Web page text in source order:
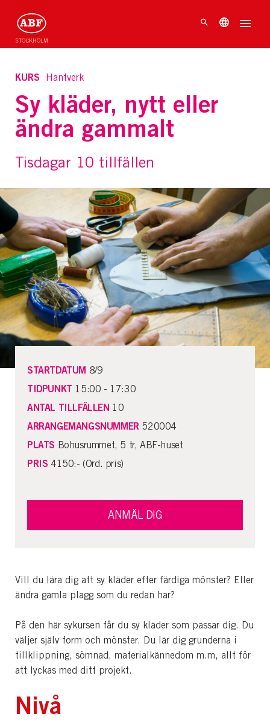
KURS Hantverk
Sy kläder, nytt eller
ändra gammalt
Tisdagar 10 tillfällen
Vill du lära dig att sy kläder efter färdiga mönster? Eller
ändra gamla plagg som du redan har?
På den här sykursen får du sy kläder som passar dig. Du
väljer själv form och mönster. Du lär dig grunderna i
tillklippning, sömnad, materialkännedom m.m, allt för
att lyckas med ditt projekt.
Nivå
STARTDATUM 8/9
TIDPUNKT 15:00 - 17:30
ANTAL TILLFÄLLEN 10
ARRANGEMANGSNUMMER 520004
PLATS Bohusrummet, 5 tr, ABF-huset
PRIS 4150:- (Ord. pris)
ANMÄL DIG